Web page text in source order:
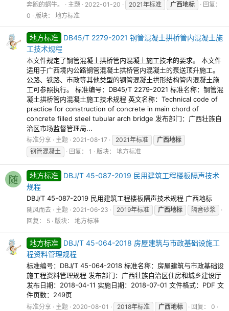
奔跑的蜗牛。 主题 2022-01-20 2021年标准 广西地标
回复：
0
版块： 地方标准
地方标准
DB45/T 2279-2021 钢管混凝土拱桥管内混凝土施
工技术规程
本文件规定了钢管混凝土拱桥管内混凝土施工技术的要求。 本文件
适用于广西境内公路钢管混凝土拱桥管内混凝土的泵送顶升施工。
公路、铁路、市政等其他类型的钢管混凝土拱形结构管内混凝土施
工可参照执行。 标准编号：DB45/T 2279-2021 标准名称：钢管混
凝土拱桥管内混凝土施工技术规程 英文名称：Technical code of
practice for construction of concrete in main chord of
concrete filled steel tubular arch bridge 发布部门：广西壮族自
治区市场监督管理局...
标准分享 主题 2021-08-17 2021年标准
广西地标
钢管混凝土
回复： 1 版块： 地方标准
随 地方标准
DBJ/T 45-087-2019 民用建筑工程楼板隔声技术
规程
DBJ/T 45-087-2019 民用建筑工程楼板隔声技术规程 广西地标
随风而去 主题 2021-06-23 2019年标准 广西地标
隔音砂浆
回复： 5 版块： 地方标准
地方标准
DBJ/T 45-064-2018 房屋建筑与市政基础设施工
程资料管理规程
标准编号：DBJ/T 45-064-2018 标准名称：房屋建筑与市政基础设
施工程资料管理规程 发布部门：广西壮族自治区住房和城乡建设厅
发布日期：2018-04-11 实施日期：2018-07-01 文件格式：PDF 文
件页数：249页
标准分享 主题 2020-08-01 2018年标准 广西地标
回复： 0